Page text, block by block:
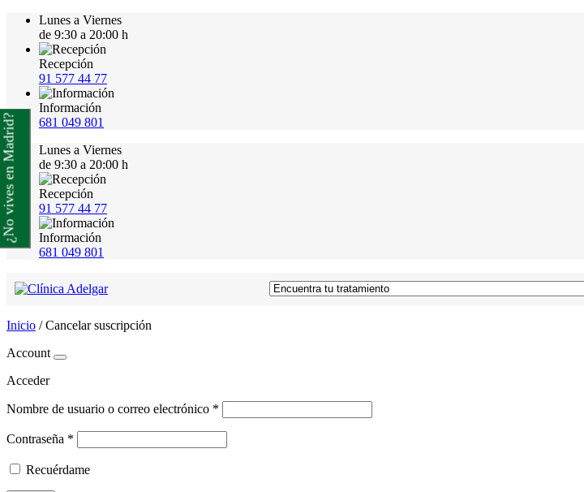
Lunes a Viernes
de 9:30 a 20:00 h
Recepción
91 577 44 77
Información
681 049 801
Lunes a Viernes
de 9:30 a 20:00 h
Recepción
91 577 44 77
Información
681 049 801
Inicio /Cancelar suscripción
Account
Acceder
Nombre de usuario o correo electrónico *
Contraseña *
Recuérdame
¿No vives en Madrid?